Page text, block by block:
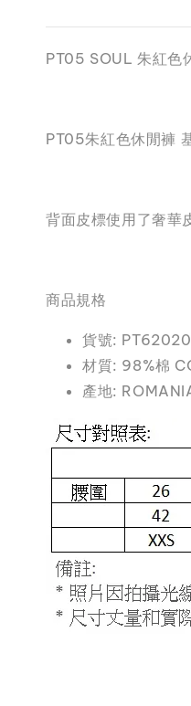
PT05 SOUL 朱紅色
PT05朱紅色休閒褲
背面皮標使用了奢華
商品規格
貨號:
材質: 98%棉
產地: